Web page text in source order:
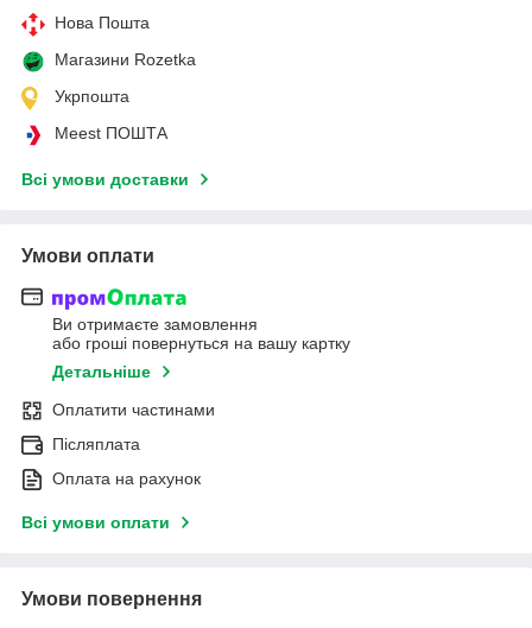
Нова Пошта
Магазини Rozetka
Укрпошта
Meest ПОШТА
Всі умови доставки
Умови оплати
Ви отримаєте замовлення
або гроші повернуться на вашу картку
Детальніше
Оплатити частинами
Післяплата
Оплата на рахунок
Всі умови оплати
Умови повернення